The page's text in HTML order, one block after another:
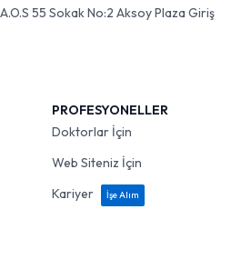
55 Sokak No:2 Aksoy Plaza Giriş
PROFESYONELLER
Doktorlar İçin
Web Siteniz İçin
Kariyer
İşe Alım